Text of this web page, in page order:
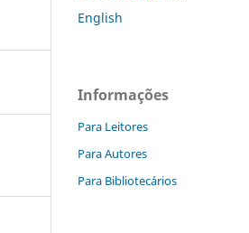
English
Informações
Para Leitores
Para Autores
Para Bibliotecários